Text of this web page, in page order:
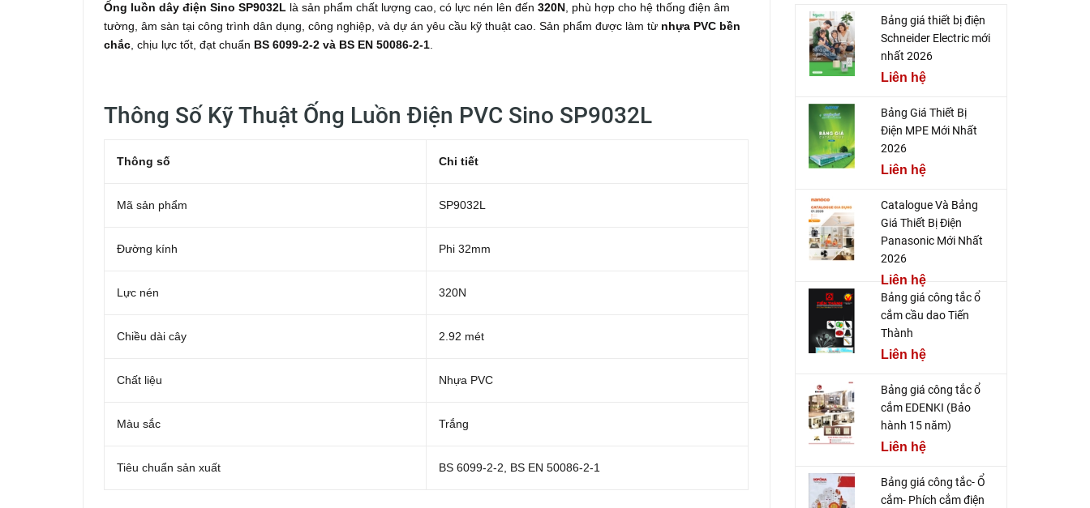
Ống luồn dây điện Sino SP9032L là sản phẩm chất lượng cao, có lực nén lên đến 320N , phù hợp cho hệ thống điện âm
tường, âm sàn tại công trình dân dụng, công nghiệp, và dự án yêu cầu kỹ thuật cao. Sản phẩm được làm từ nhựa PVC bền
chắc , chịu lực tốt, đạt chuẩn BS 6099-2-2 và BS EN 50086-2-1
Thông Số Kỹ Thuật Ống Luồn Điện PVC Sino SP9032L
Thông số Chi tiết
Mã sản phẩm SP9032L
Đường kính Phi 32mm
Lực nén 320N
Chiều dài cây 2.92 mét
Chất liệu Nhựa PVC
Màu sắc Trắng
Tiêu chuẩn sản xuất BS 6099-2-2, BS EN 50086-2-1
Bảng giá thiết bị điện
Schneider Electric mới
nhất 2026
Liên hệ
Bảng Giá Thiết Bị
Điện MPE Mới Nhất
2026
Liên hệ
Catalogue Và Bảng
Giá Thiết Bị Điện
Panasonic Mới Nhất
2026
Liên hệ
Bảng giá công tắc ổ
cắm cầu dao Tiến
Thành
Liên hệ
Bảng giá công tắc ổ
cắm EDENKI (Bảo
hành 15 năm)
Liên hệ
Bảng giá công tắc- Ổ
cắm- Phích cắm điện